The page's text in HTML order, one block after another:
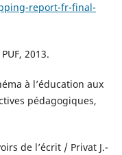
report-fr-final-
2013.
à l’éducation aux
pédagogiques,
de l’écrit / Privat J.-